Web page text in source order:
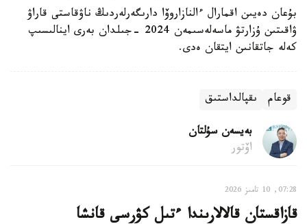
بۇعان دەيىن اقمارال ءالنازاروۆا دارىگەرلەردىڭ ناۋقاستى قاراۋ
ۋاقىتىن ۇزارتۋ ماسەلەسىمەن 2024 -جىلدان بەرى اينالىسىپ
كەلە جاتقانىن ايتقان ەدى.
قوعام ىقپالداستىق
بەيسەن سۇلتان
اۆتور
07:28, 10 تامىز 2026
قازاقستان قالالارىندا ءتىل كۋرسى قانشا